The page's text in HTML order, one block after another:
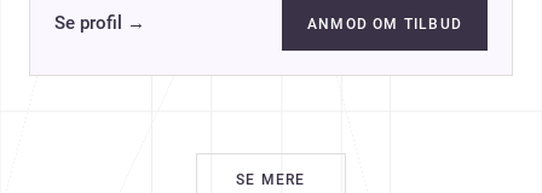
Se profil → ANMOD OM TILBUD
SE MERE